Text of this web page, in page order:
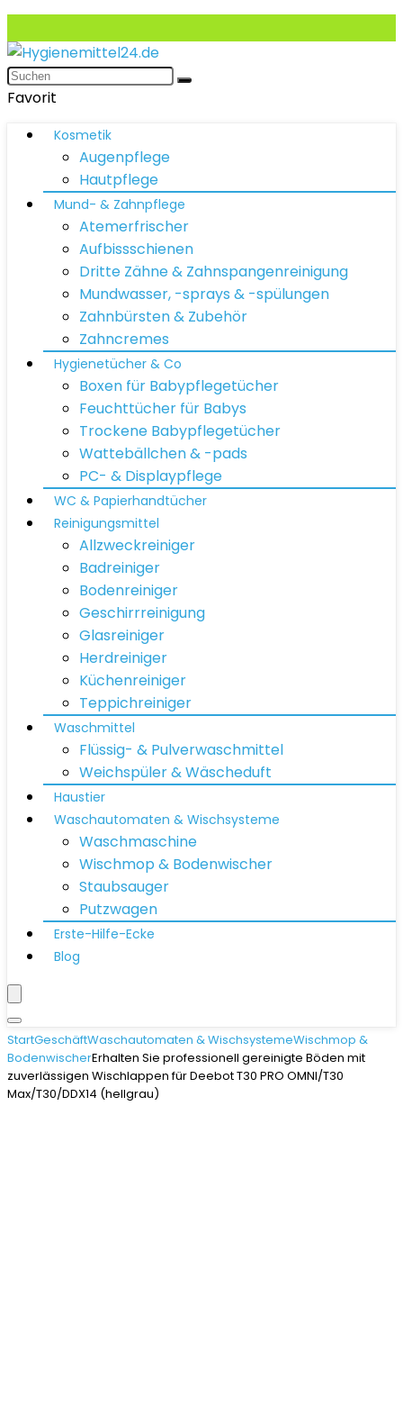
Favorit
Kosmetik
Augenpflege
Hautpflege
Mund- & Zahnpflege
Atemerfrischer
Aufbissschienen
Dritte Zähne & Zahnspangenreinigung
Mundwasser, -sprays & -spülungen
Zahnbürsten & Zubehör
Zahncremes
Hygienetücher & Co
Boxen für Babypflegetücher
Feuchttücher für Babys
Trockene Babypflegetücher
Wattebällchen & -pads
PC- & Displaypflege
WC & Papierhandtücher
Reinigungsmittel
Allzweckreiniger
Badreiniger
Bodenreiniger
Geschirrreinigung
Glasreiniger
Herdreiniger
Küchenreiniger
Teppichreiniger
Waschmittel
Flüssig- & Pulverwaschmittel
Weichspüler & Wäscheduft
Haustier
Waschautomaten & Wischsysteme
Waschmaschine
Wischmop & Bodenwischer
Staubsauger
Putzwagen
Erste-Hilfe-Ecke
Blog
StartGeschäftWaschautomaten & WischsystemeWischmop &
BodenwischerErhalten Sie professionell gereinigte Böden mit
zuverlässigen Wischlappen für Deebot T30 PRO OMNI/T30
Max/T30/DDX14 (hellgrau)